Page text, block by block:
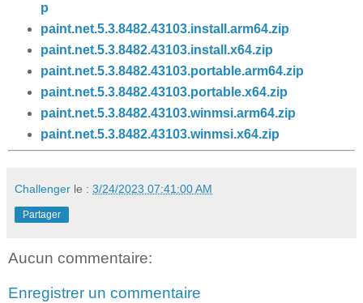
p
paint.net.5.3.8482.43103.install.arm64.zip
paint.net.5.3.8482.43103.install.x64.zip
paint.net.5.3.8482.43103.portable.arm64.zip
paint.net.5.3.8482.43103.portable.x64.zip
paint.net.5.3.8482.43103.winmsi.arm64.zip
paint.net.5.3.8482.43103.winmsi.x64.zip
Challenger le : 3/24/2023 07:41:00 AM
Partager
Aucun commentaire:
Enregistrer un commentaire